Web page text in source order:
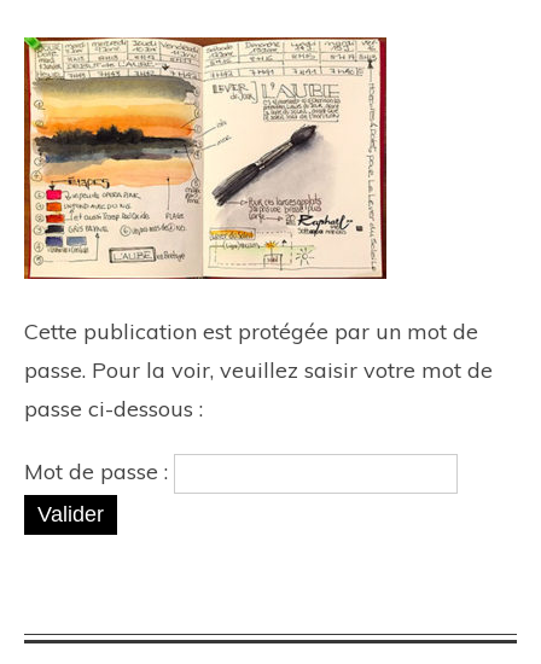
Cette publication est protégée par un mot de
passe. Pour la voir, veuillez saisir votre mot de
passe ci-dessous :
Mot de passe :